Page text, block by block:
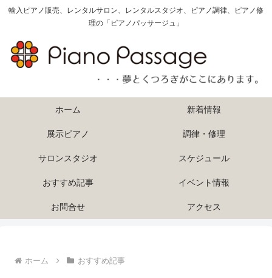
輸入ピアノ販売、レンタルサロン、レンタルスタジオ、ピアノ調律、ピアノ修
理の「ピアノパッサージュ」
ホーム 新着情報
展示ピアノ 調律・修理
サロンスタジオ スケジュール
おすすめ記事 イベント情報
お問合せ アクセス
ホーム おすすめ記事